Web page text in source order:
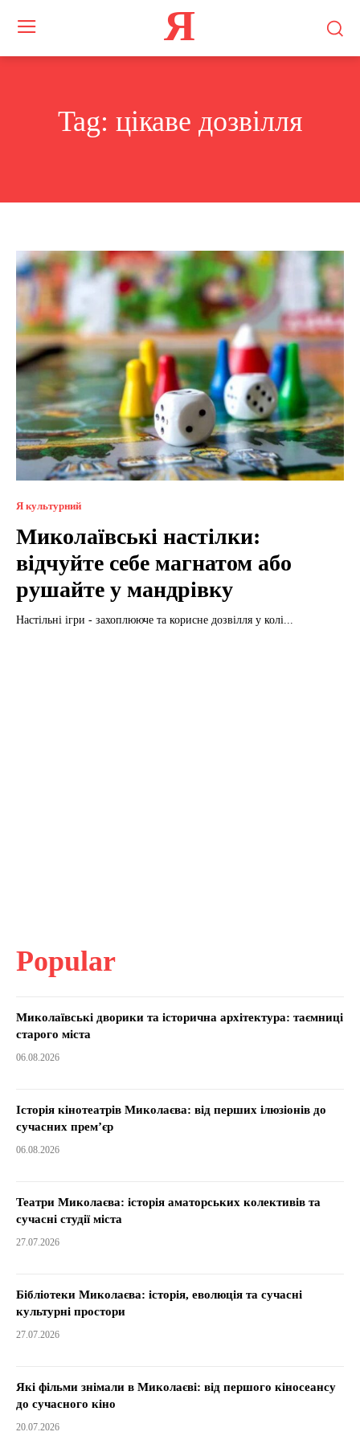
Я
Tag: цікаве дозвілля
Я культурний
Миколаївські настілки:
відчуйте себе магнатом або
рушайте у мандрівку
Настільні ігри - захоплююче та корисне дозвілля у колі...
Popular
Миколаївські дворики та історична архітектура: таємниці
старого міста
06.08.2026
Історія кінотеатрів Миколаєва: від перших ілюзіонів до
сучасних прем’єр
06.08.2026
Театри Миколаєва: історія аматорських колективів та
сучасні студії міста
27.07.2026
Бібліотеки Миколаєва: історія, еволюція та сучасні
культурні простори
27.07.2026
Які фільми знімали в Миколаєві: від першого кіносеансу
до сучасного кіно
20.07.2026